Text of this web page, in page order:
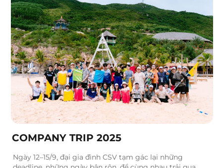
COMPANY TRIP 2025
Ngày 12–15/9, đại gia đình CSV tạm gác lại những